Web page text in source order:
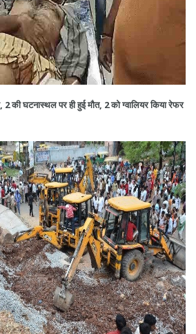
2 की घटनास्थल पर ही हुई मौत, 2 को ग्वालियर किया रेफर